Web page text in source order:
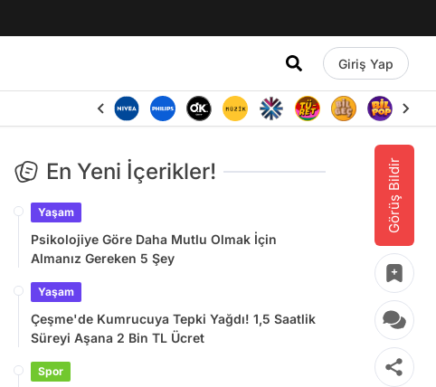
Giriş Yap
Görüş Bildir
En Yeni İçerikler!
Yaşam
Psikolojiye Göre Daha Mutlu Olmak İçin
Almanız Gereken 5 Şey
Yaşam
Çeşme'de Kumrucuya Tepki Yağdı! 1,5 Saatlik
Süreyi Aşana 2 Bin TL Ücret
Spor